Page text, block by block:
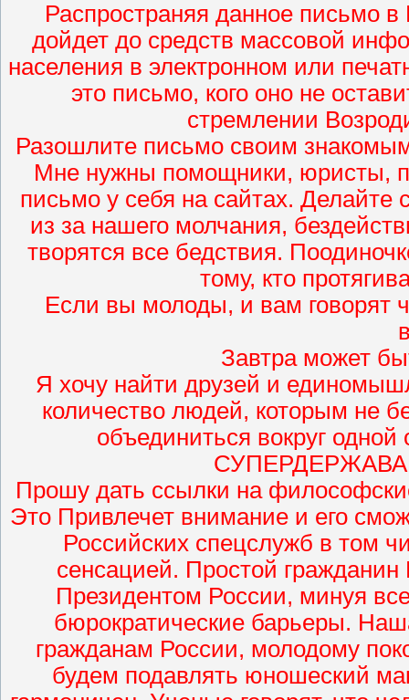
Распространяя данное письмо
дойдет до средств массовой
населения в электронном или
это письмо, кого оно не
стремлении
Разошлите письмо своим
Мне нужны помощники, юристы,
письмо у себя на сайтах. Делайте
из за нашего молчания,
творятся все бедствия.
тому, кто
Если вы молоды, и вам говорят
Завтра может
Я хочу найти друзей и
количество людей, которым не
объединиться вокруг
Прошу дать ссылки на
Это Привлечет внимание и его
Российских спецслужб в том
сенсацией. Простой
Президентом России, минуя
бюрократические барьеры.
гражданам России, молодому
будем подавлять юношеский